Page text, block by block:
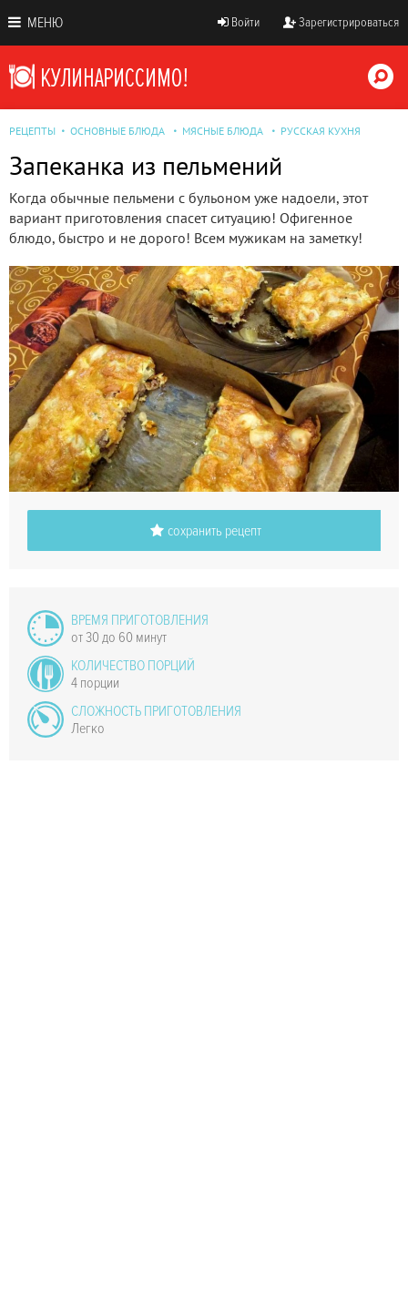
МЕНЮ Войти Зарегистрироваться
РЕЦЕПТЫ ОСНОВНЫЕ БЛЮДА МЯСНЫЕ БЛЮДА РУССКАЯ КУХНЯ
Запеканка из пельмений
Когда обычные пельмени с бульоном уже надоели, этот
вариант приготовления спасет ситуацию! Офигенное
блюдо, быстро и не дорого! Всем мужикам на заметку!
сохранить рецепт
ВРЕМЯ ПРИГОТОВЛЕНИЯ
от 30 до 60 минут
КОЛИЧЕСТВО ПОРЦИЙ
4 порции
СЛОЖНОСТЬ ПРИГОТОВЛЕНИЯ
Легко